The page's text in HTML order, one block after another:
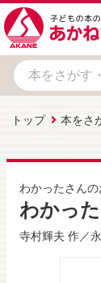
トップ 本をさ
わかったさん
わかっ
寺村輝夫 作／